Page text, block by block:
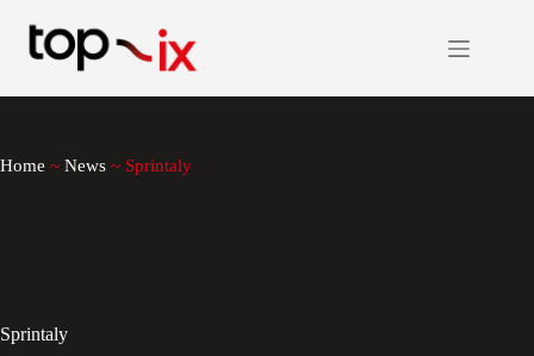
contenuto
Home ~ News ~ Sprintaly
Sprintaly